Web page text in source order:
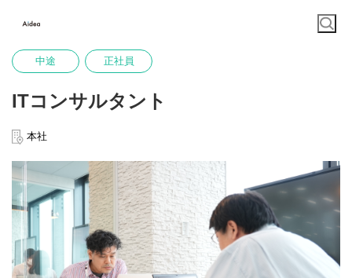
中途 正社員
ITコンサルタント
本社